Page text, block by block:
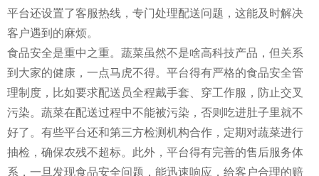
平台还设置了客服热线，专门处理配送问题，这能及时解决
客户遇到的麻烦。
食品安全是重中之重。蔬菜虽然不是啥高科技产品，但关系
到大家的健康，一点马虎不得。平台得有严格的食品安全管
理制度，比如要求配送员全程戴手套、穿工作服，防止交叉
污染。蔬菜在配送过程中不能被污染，否则吃进肚子里就不
好了。有些平台还和第三方检测机构合作，定期对蔬菜进行
抽检，确保农残不超标。此外，平台得有完善的售后服务体
系，一旦发现食品安全问题，能迅速响应，给客户合理的赔